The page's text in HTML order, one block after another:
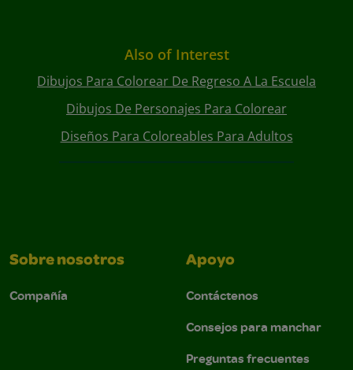
Also of Interest
Dibujos Para Colorear De Regreso A La Escuela
Dibujos De Personajes Para Colorear
Diseños Para Coloreables Para Adultos
Sobre nosotros
Compañía
Apoyo
Contáctenos
Consejos para manchar
Preguntas frecuentes